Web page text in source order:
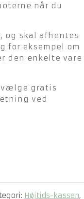
når du
og skal afhentes
for eksempel om
den enkelte vare
vælge gratis
ved
Højtids-kassen,